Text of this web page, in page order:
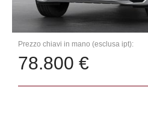
Prezzo chiavi in mano (esclusa ipt):
78.800 €